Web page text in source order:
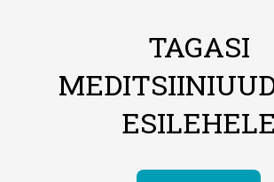
TAGASI
ESILEHELE